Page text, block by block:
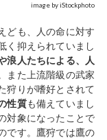
image by iStockphoto
ども、人の命に対す
く抑えられていまし
浪人たちによる、人
また上流階級の武家
狩りが嗜好とされて
性質も備えていまし
対象になったことで
です。鷹狩では鷹の